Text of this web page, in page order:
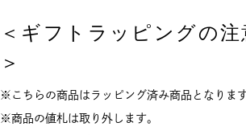
＜ギフトラッピングの注
＞
※こちらの商品はラッピング済み商品となります
※商品の値札は取り外します。